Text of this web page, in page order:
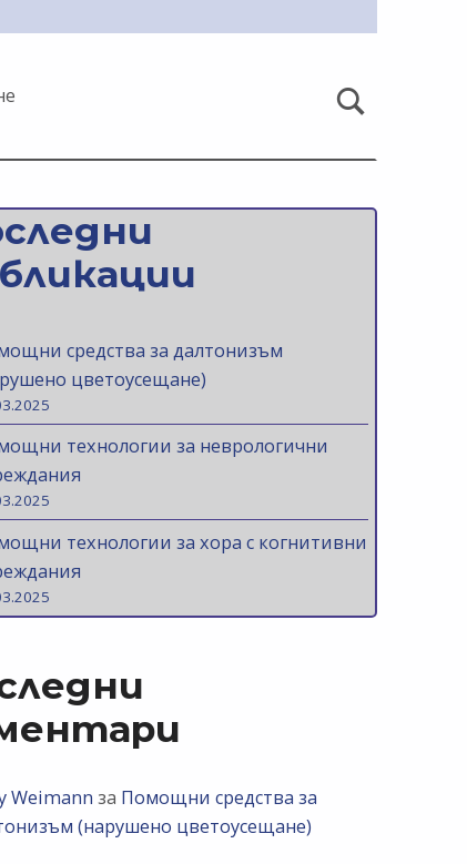
средства за далтонизъм
цветоусещане)
технологии за неврологични
технологии за хора с когнитивни
Weimann за Помощни средства за
(нарушено цветоусещане)